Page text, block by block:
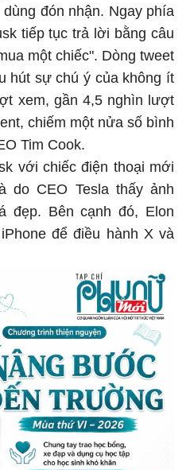
đón nhận. Ngay phía
tiếp tục trả lời bằng câu
một chiếc". Dòng tweet
hút sự chú ý của không ít
xem, gần 4,5 nghìn lượt
chiếm một nửa số bình
Tim Cook.
với chiếc điện thoại mới
do CEO Tesla thấy ảnh
đẹp. Bên cạnh đó, Elon
để điều hành X và